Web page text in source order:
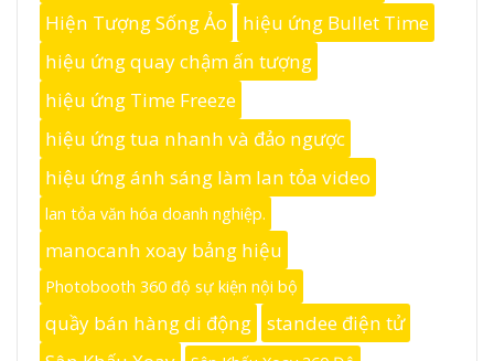
Hiện Tượng Sống Ảo
hiệu ứng Bullet Time
hiệu ứng quay chậm ấn tượng
hiệu ứng Time Freeze
hiệu ứng tua nhanh và đảo ngược
hiệu ứng ánh sáng làm lan tỏa video
lan tỏa văn hóa doanh nghiệp.
manocanh xoay bảng hiệu
Photobooth 360 độ sự kiện nội bộ
quầy bán hàng di động
standee điện tử